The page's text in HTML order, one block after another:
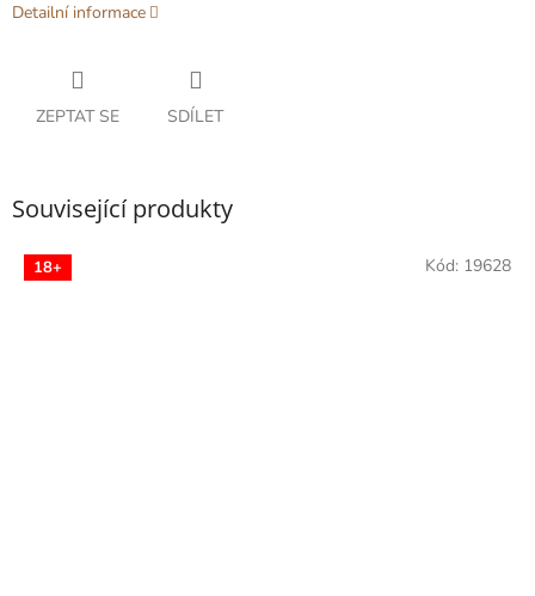
Detailní informace
ZEPTAT SE SDÍLET
Související produkty
18+ Kód: 19628